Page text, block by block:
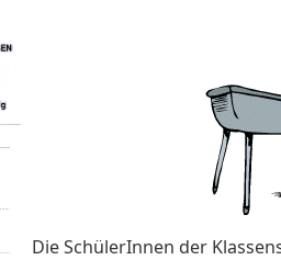
Die SchülerInnen der